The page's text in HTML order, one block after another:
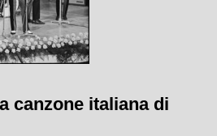
canzone italiana di